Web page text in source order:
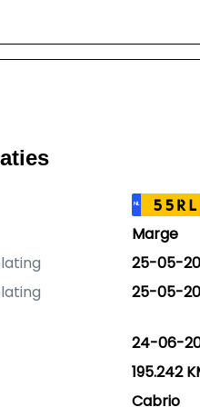
NL
Marge
25-05-
25-05-
24-06-
195.242
Cabrio